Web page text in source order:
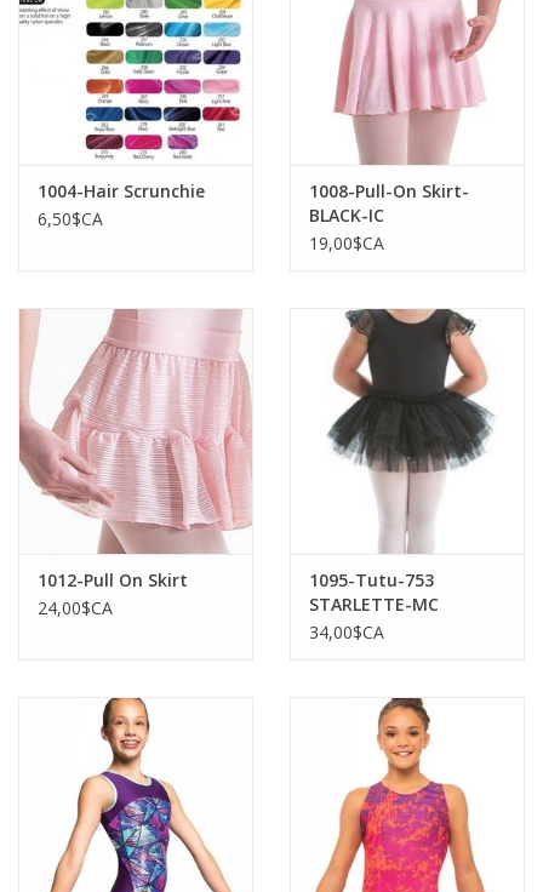
1004-Hair Scrunchie
6,50$CA
1008-Pull-On Skirt-
BLACK-IC
19,00$CA
1012-Pull On Skirt
24,00$CA
1095-Tutu-753
STARLETTE-MC
34,00$CA